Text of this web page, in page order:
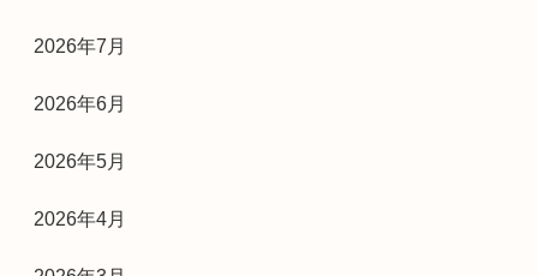
2026年7月
2026年6月
2026年5月
2026年4月